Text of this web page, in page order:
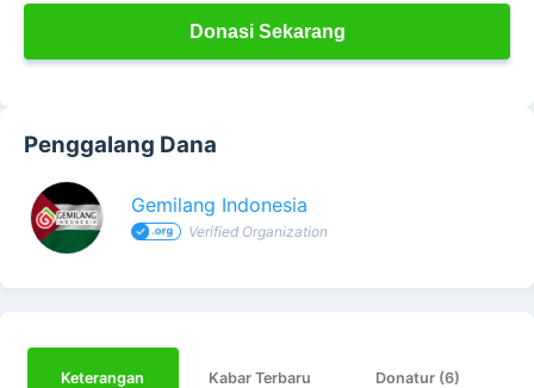
Donasi Sekarang
Penggalang Dana
Gemilang Indonesia
Verified Organization
Keterangan Kabar Terbaru Donatur (6)